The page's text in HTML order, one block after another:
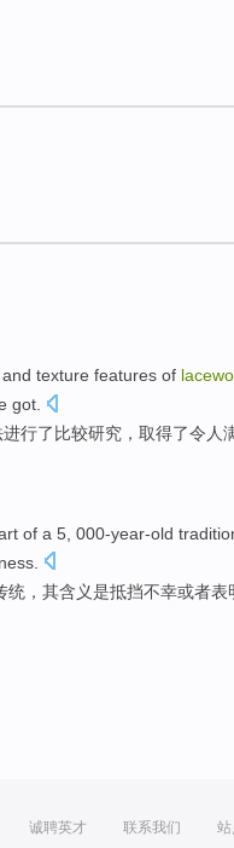
and texture features of
got
进行了比较研究， 取得了令人
of a 5, 000-year-old
统 ， 其含义是抵挡不幸或者表
诚聘英才 联系我们 站